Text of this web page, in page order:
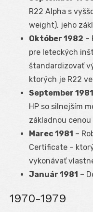
R22 Alpha s
weight), jeho
Október 1982 –
pre leteckých
štandardizovať
ktorých je R22
September 1981
HP so silnejším
základnou cenou
Marec 1981 –
Certificate –
vykonávať
Január 1981 –
1970-1979